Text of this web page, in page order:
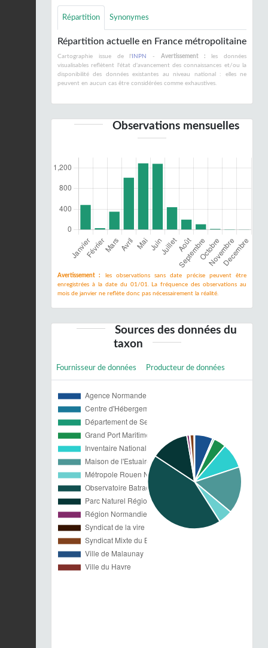
Répartition Synonymes
Répartition actuelle en France métropolitaine
Cartographie issue de l' INPN - Avertissement : les données
visualisables reflètent l'état d'avancement des connaissances et/ou la
disponibilité des données existantes au niveau national : elles ne
peuvent en aucun cas être considérées comme exhaustives.
Observations mensuelles
Avertissement :
les observations sans date précise peuvent être
enregistrées à la date du 01/01. La fréquence des observations au
mois de janvier ne reflète donc pas nécessairement la réalité.
Sources des données du
taxon
Fournisseur de données Producteur de données